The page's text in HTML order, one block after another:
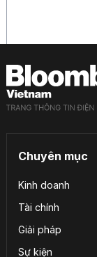
Chuyên mục
Kinh doanh
Tài chính
Giải pháp
Sự kiện